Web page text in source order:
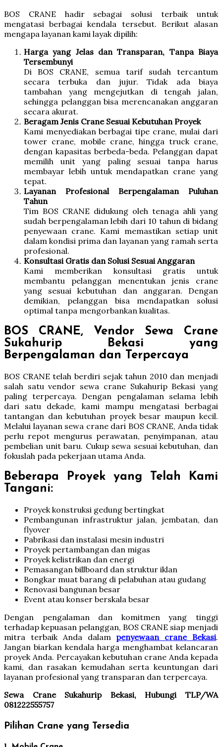
BOS CRANE hadir sebagai solusi terbaik untuk
mengatasi berbagai kendala tersebut. Berikut alasan
mengapa layanan kami layak dipilih:
Harga yang Jelas dan Transparan, Tanpa Biaya
Tersembunyi
Di BOS CRANE, semua tarif sudah tercantum
secara terbuka dan jujur. Tidak ada biaya
tambahan yang mengejutkan di tengah jalan,
sehingga pelanggan bisa merencanakan anggaran
secara akurat.
Beragam Jenis Crane Sesuai Kebutuhan Proyek
Kami menyediakan berbagai tipe crane, mulai dari
tower crane, mobile crane, hingga truck crane,
dengan kapasitas berbeda-beda. Pelanggan dapat
memilih unit yang paling sesuai tanpa harus
membayar lebih untuk mendapatkan crane yang
tepat.
Layanan Profesional Berpengalaman Puluhan
Tahun
Tim BOS CRANE didukung oleh tenaga ahli yang
sudah berpengalaman lebih dari 10 tahun di bidang
penyewaan crane. Kami memastikan setiap unit
dalam kondisi prima dan layanan yang ramah serta
profesional.
Konsultasi Gratis dan Solusi Sesuai Anggaran
Kami memberikan konsultasi gratis untuk
membantu pelanggan menentukan jenis crane
yang sesuai kebutuhan dan anggaran. Dengan
demikian, pelanggan bisa mendapatkan solusi
optimal tanpa mengorbankan kualitas.
BOS CRANE, Vendor Sewa Crane
Sukahurip Bekasi yang
Berpengalaman dan Terpercaya
BOS CRANE telah berdiri sejak tahun 2010 dan menjadi
salah satu vendor sewa crane Sukahurip Bekasi yang
paling terpercaya. Dengan pengalaman selama lebih
dari satu dekade, kami mampu mengatasi berbagai
tantangan dan kebutuhan proyek besar maupun kecil.
Melalui layanan sewa crane dari BOS CRANE, Anda tidak
perlu repot mengurus perawatan, penyimpanan, atau
pembelian unit baru. Cukup sewa sesuai kebutuhan, dan
fokuslah pada pekerjaan utama Anda.
Beberapa Proyek yang Telah Kami
Tangani:
Proyek konstruksi gedung bertingkat
Pembangunan infrastruktur jalan, jembatan, dan
flyover
Pabrikasi dan instalasi mesin industri
Proyek pertambangan dan migas
Proyek kelistrikan dan energi
Pemasangan billboard dan struktur iklan
Bongkar muat barang di pelabuhan atau gudang
Renovasi bangunan besar
Event atau konser berskala besar
Dengan pengalaman dan komitmen yang tinggi
terhadap kepuasan pelanggan, BOS CRANE siap menjadi
mitra terbaik Anda dalam penyewaan crane Bekasi.
Jangan biarkan kendala harga menghambat kelancaran
proyek Anda. Percayakan kebutuhan crane Anda kepada
kami, dan rasakan kemudahan serta keuntungan dari
layanan profesional yang transparan dan terpercaya.
Sewa Crane Sukahurip Bekasi, Hubungi TLP/WA
081222555757
Pilihan Crane yang Tersedia